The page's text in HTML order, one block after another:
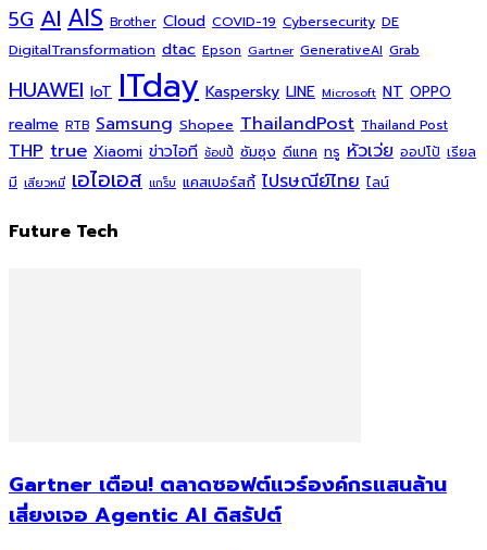
5G AI AIS Brother Cloud COVID-19 Cybersecurity DE
DigitalTransformation dtac Epson Gartner GenerativeAI Grab
HUAWEI IoT ITday Kaspersky LINE Microsoft NT OPPO
realme RTB Samsung Shopee ThailandPost Thailand Post
THP true Xiaomi ข่าวไอที ช้อปปี้ ซัมซุง ดีแทค ทรู หัวเว่ย ออปโป้ เรียล
มี เสียวหมี่ เอไอเอส แกร็บ แคสเปอร์สกี้ ไปรษณีย์ไทย ไลน์
Future Tech
Gartner เตือน! ตลาดซอฟต์แวร์องค์กรแสนล้าน
เสี่ยงเจอ Agentic AI ดิสรัปต์